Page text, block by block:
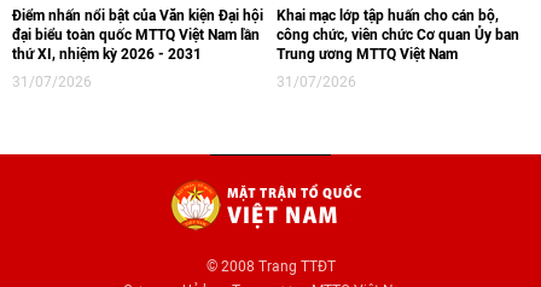
Điểm nhấn nổi bật của Văn kiện Đại hội
đại biểu toàn quốc MTTQ Việt Nam lần
thứ XI, nhiệm kỳ 2026 - 2031
31/07/2026
Khai mạc lớp tập huấn cho cán bộ,
công chức, viên chức Cơ quan Ủy ban
Trung ương MTTQ Việt Nam
31/07/2026
© 2008 Trang TTĐT